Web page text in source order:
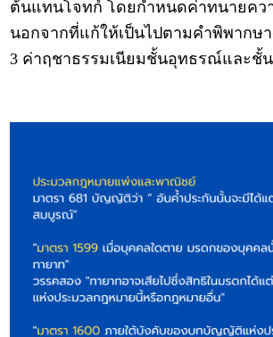
ต้นแทนโจทก์ โดยกำหนดค่าทนายคว
นอกจากที่แก้ให้เป็นไปตามคำพิพากษ
3 ค่าฤชาธรรมเนียมชั้นอุทธรณ์และชั้